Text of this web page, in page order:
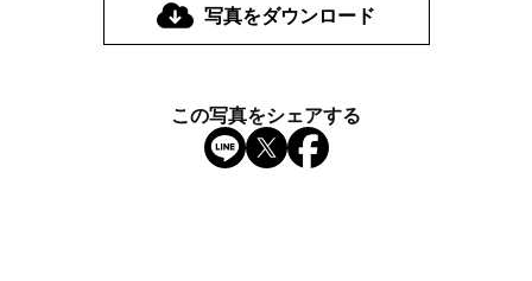
写真をダウンロード
この写真をシェアする